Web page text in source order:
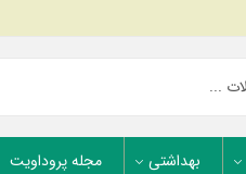
بهداشتی مجله پروداویت